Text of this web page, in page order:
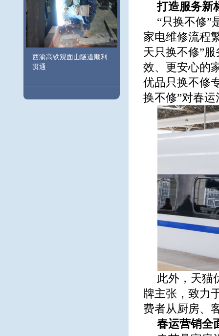
西渝高铁观面山隧道顺利
贯通
打造服务新
“只换不修”
家电维修流程
天只换不修”
效、更安心的
优品只换不修
换不修”对春
此外，天猫
牌主张，致力
费者从厨房、
春运营销全